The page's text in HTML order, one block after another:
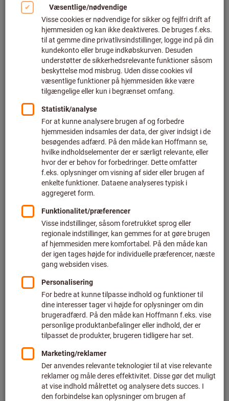
Klik for at forstørre billedet
Pris pr. 1 styk
plus fragt
Individuelle priser for erhvervskunder efter
I varekurven
Anslået leveringstid: 1-2 uger Videresendelse af levering